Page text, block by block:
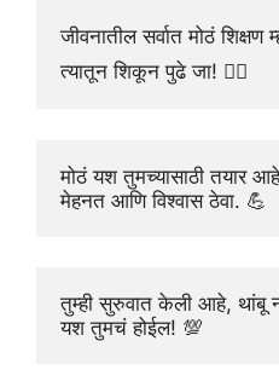
जीवनातील सर्वात मोठं
त्यातून शिकून पुढे जा! 🚶‍♂️
मोठं यश तुमच्यासाठी तयार
मेहनत आणि विश्वास ठेवा. 💪
तुम्ही सुरुवात केली आहे, थांबू
यश तुमचं होईल! 💯